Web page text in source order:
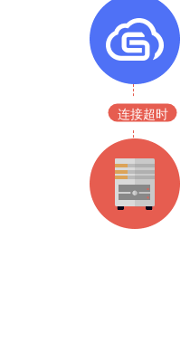
连接超时